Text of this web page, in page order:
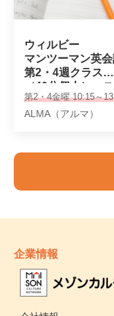
ウィルビー
マンツーマン英
第2・4週クラス
（40分個人レッス
第2・4金曜 10:15～
ALMA（アルマ）
企業情報